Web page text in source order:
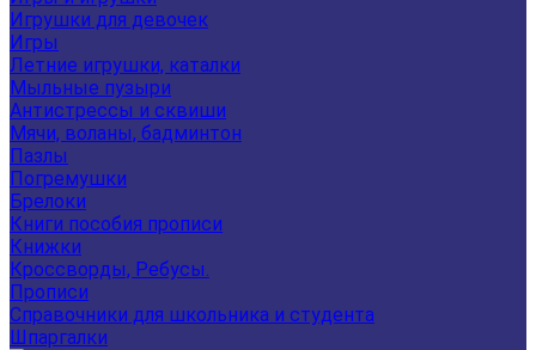
Игрушки для девочек
Игры
Летние игрушки, каталки
Мыльные пузыри
Антистрессы и сквиши
Мячи, воланы, бадминтон
Пазлы
Погремушки
Брелоки
Книги пособия прописи
Книжки
Кроссворды, Ребусы.
Прописи
Справочники для школьника и студента
Шпаргалки